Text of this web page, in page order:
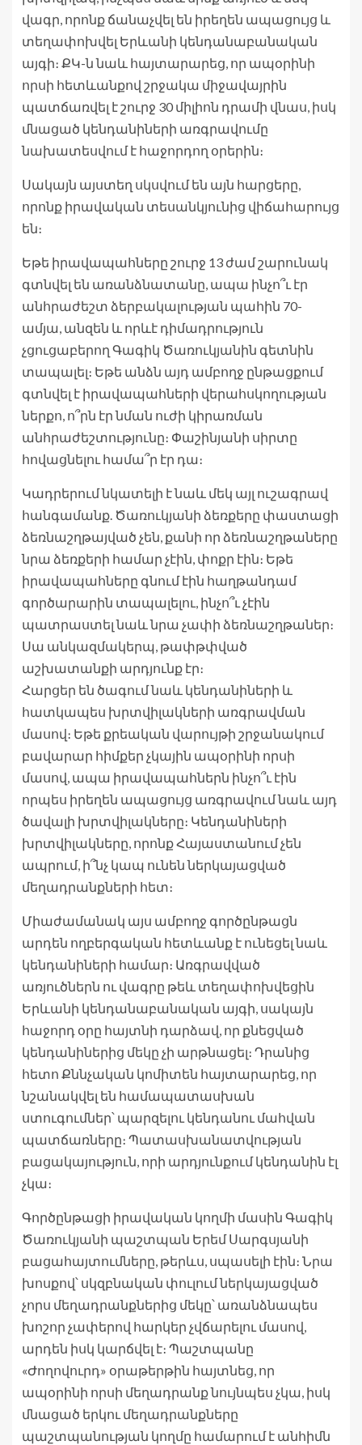
վագր, որոնք ճանաչվել են իրեղեն ապացույց և
տեղափոխվել Երևանի կենդանաբանական
այգի։ ՔԿ-ն նաև հայտարարեց, որ ապօրինի
որսի հետևանքով շրջակա միջավայրին
պատճառվել է շուրջ 30 միլիոն դրամի վնաս, իսկ
մնացած կենդանիների առգրավումը
նախատեսվում է հաջորդող օրերին։
Սակայն այստեղ սկսվում են այն հարցերը,
որոնք իրավական տեսանկյունից վիճահարույց
են։
Եթե իրավապահները շուրջ 13 ժամ շարունակ
գտնվել են առանձնատանը, ապա ինչո՞ւ էր
անհրաժեշտ ձերբակալության պահին 70-
ամյա, անզեն և որևէ դիմադրություն
չցուցաբերող Գագիկ Ծառուկյանին գետնին
տապալել։ Եթե անձն այդ ամբողջ ընթացքում
գտնվել է իրավապահների վերահսկողության
ներքո, ո՞րն էր նման ուժի կիրառման
անհրաժեշտությունը։ Փաշինյանի սիրտը
հովացնելու համա՞ր էր դա։
Կադրերում նկատելի է նաև մեկ այլ ուշագրավ
հանգամանք. Ծառուկյանի ձեռքերը փաստացի
ձեռնաշղթայված չեն, քանի որ ձեռնաշղթաները
նրա ձեռքերի համար չէին, փոքր էին։ Եթե
իրավապահները գնում էին հաղթանդամ
գործարարին տապալելու, ինչո՞ւ չէին
պատրաստել նաև նրա չափի ձեռնաշղթաներ։
Սա անկազմակերպ, թափթփված
աշխատանքի արդյունք էր։
Հարցեր են ծագում նաև կենդանիների և
հատկապես խրտվիլակների առգրավման
մասով։ Եթե քրեական վարույթի շրջանակում
բավարար հիմքեր չկային ապօրինի որսի
մասով, ապա իրավապահներն ինչո՞ւ էին
որպես իրեղեն ապացույց առգրավում նաև այդ
ծավալի խրտվիլակները։ Կենդանիների
խրտվիլակները, որոնք Հայաստանում չեն
ապրում, ի՞նչ կապ ունեն ներկայացված
մեղադրանքների հետ։
Միաժամանակ այս ամբողջ գործընթացն
արդեն ողբերգական հետևանք է ունեցել նաև
կենդանիների համար։ Առգրավված
առյուծներն ու վագրը թեև տեղափոխվեցին
Երևանի կենդանաբանական այգի, սակայն
հաջորդ օրը հայտնի դարձավ, որ քնեցված
կենդանիներից մեկը չի արթնացել։ Դրանից
հետո Քննչական կոմիտեն հայտարարեց, որ
նշանակվել են համապատասխան
ստուգումներ՝ պարզելու կենդանու մահվան
պատճառները։ Պատասխանատվության
բացակայություն, որի արդյունքում կենդանին էլ
չկա։
Գործընթացի իրավական կողմի մասին Գագիկ
Ծառուկյանի պաշտպան Երեմ Սարգսյանի
բացահայտումները, թերևս, սպասելի էին։ Նրա
խոսքով՝ սկզբնական փուլում ներկայացված
չորս մեղադրանքներից մեկը՝ առանձնապես
խոշոր չափերով հարկեր չվճարելու մասով,
արդեն իսկ կարճվել է։ Պաշտպանը
«Ժողովուրդ» օրաթերթին հայտնեց, որ
ապօրինի որսի մեղադրանք նույնպես չկա, իսկ
մնացած երկու մեղադրանքները
պաշտպանության կողմը համարում է անհիմն